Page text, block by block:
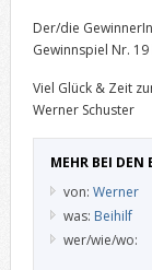
Der/die
Gewinnspiel Nr.
Viel Glück & Zeit
Werner Schuster
MEHR BEI DEN
von: Werner
was: Beihilf
wer/wie/wo: